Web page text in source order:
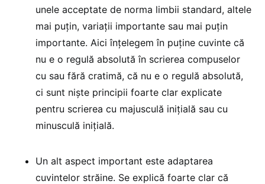
unele acceptate de norma limbii standard, altele
mai puțin, variații importante sau mai puțin
importante. Aici înțelegem în puține cuvinte că
nu e o regulă absolută în scrierea compuselor
cu sau fără cratimă, că nu e o regulă absolută,
ci sunt niște principii foarte clar explicate
pentru scrierea cu majusculă inițială sau cu
minusculă inițială.
Un alt aspect important este adaptarea
cuvintelor străine. Se explică foarte clar că